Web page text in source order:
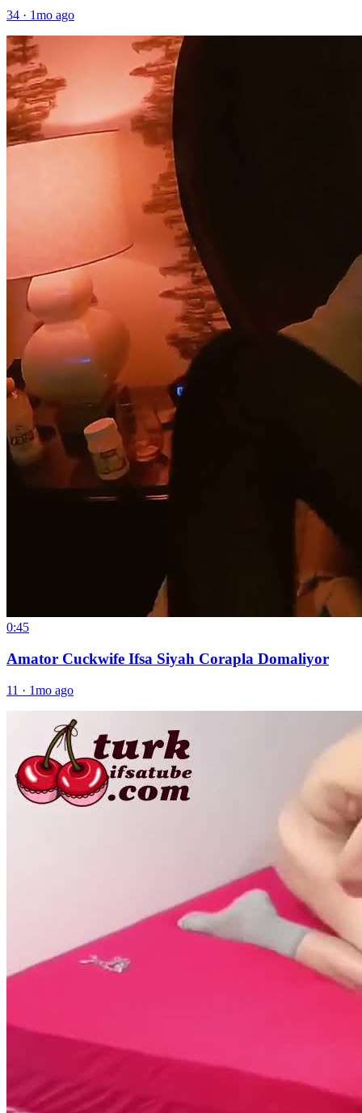
34 · 1mo ago
0:45
Amator Cuckwife Ifsa Siyah Corapla Domaliyor
11 · 1mo ago